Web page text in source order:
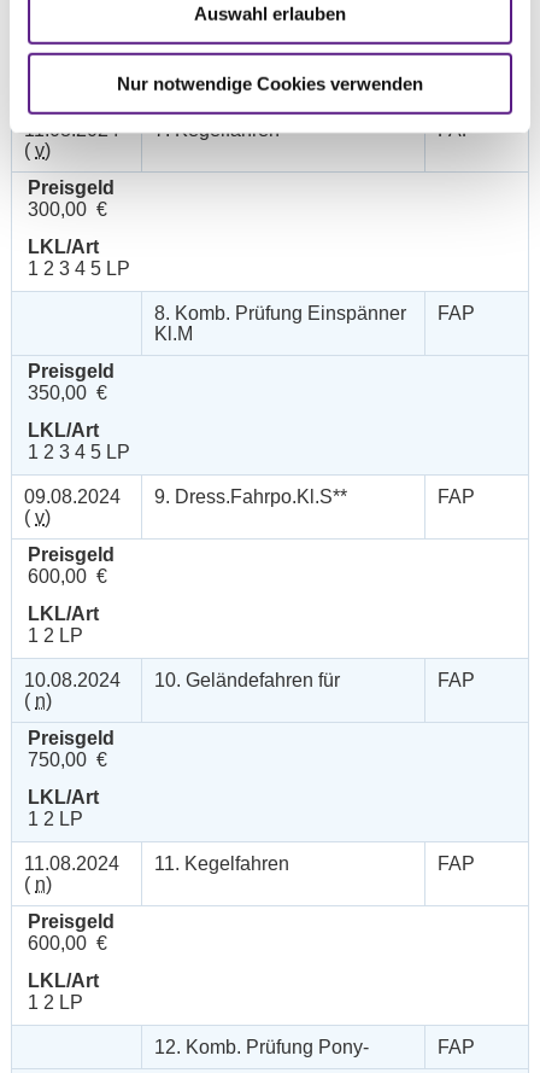
Auswahl erlauben
Nur notwendige Cookies verwenden
LKL/Art
1 2 3 4 5 LP
11.08.2024
( v)
7. Kegelfahren FAP
Preisgeld
300,00 €
LKL/Art
1 2 3 4 5 LP
8. Komb. Prüfung Einspänner
Kl.M
FAP
Preisgeld
350,00 €
LKL/Art
1 2 3 4 5 LP
09.08.2024
( v)
9. Dress.Fahrpo.Kl.S** FAP
Preisgeld
600,00 €
LKL/Art
1 2 LP
10.08.2024
( n)
10. Geländefahren für FAP
Preisgeld
750,00 €
LKL/Art
1 2 LP
11.08.2024
( n)
11. Kegelfahren FAP
Preisgeld
600,00 €
LKL/Art
1 2 LP
12. Komb. Prüfung Pony-
FAP